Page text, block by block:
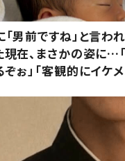
男前ですね」と言わ
在、まさかの姿に…「
ぉ」「客観的にイケメ